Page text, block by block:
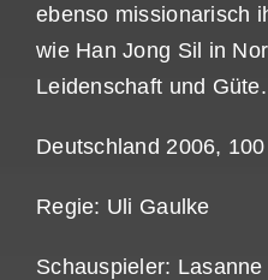
ebenso missionarisch
wie Han Jong Sil in
Leidenschaft und Güte.
Deutschland 2006,
Regie: Uli Gaulke
Schauspieler: